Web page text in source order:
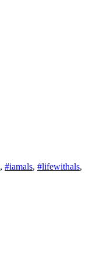
, #iamals, #lifewithals,